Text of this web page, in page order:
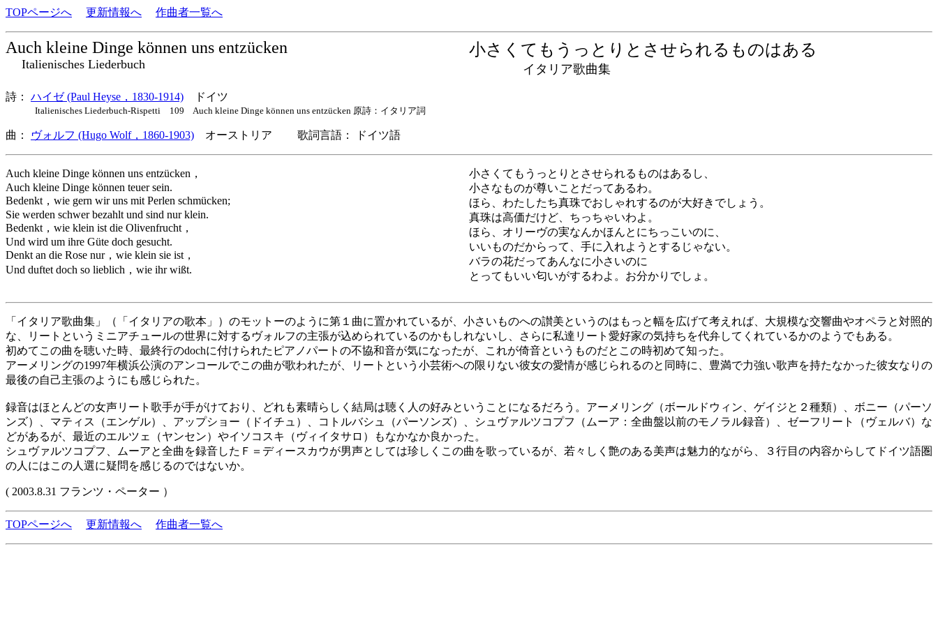
TOPページへ 更新情報へ 作曲者一覧へ
Auch kleine Dinge können uns entzücken
Italienisches Liederbuch
小さくてもうっとりとさせられるものはある
イタリア歌曲集
詩： ハイゼ (Paul Heyse，1830-1914) ドイツ
Italienisches Liederbuch-Rispetti 109 Auch kleine Dinge können uns entzücken 原詩：イタリア詞
曲： ヴォルフ (Hugo Wolf，1860-1903) オーストリア 歌詞言語： ドイツ語
Auch kleine Dinge können uns entzücken，
Auch kleine Dinge können teuer sein.
Bedenkt，wie gern wir uns mit Perlen schmücken;
Sie werden schwer bezahlt und sind nur klein.
Bedenkt，wie klein ist die Olivenfrucht，
Und wird um ihre Güte doch gesucht.
Denkt an die Rose nur，wie klein sie ist，
Und duftet doch so lieblich，wie ihr wißt.
小さくてもうっとりとさせられるものはあるし、
小さなものが尊いことだってあるわ。
ほら、わたしたち真珠でおしゃれするのが大好きでしょう。
真珠は高価だけど、ちっちゃいわよ。
ほら、オリーヴの実なんかほんとにちっこいのに、
いいものだからって、手に入れようとするじゃない。
バラの花だってあんなに小さいのに
とってもいい匂いがするわよ。お分かりでしょ。
「イタリア歌曲集」（「イタリアの歌本」）のモットーのように第１曲に置かれているが、小さいものへの讃美というのはもっと幅を広げて考えれば、大規模な交響曲やオペラと対照的
な、リートというミニアチュールの世界に対するヴォルフの主張が込められているのかもしれないし、さらに私達リート愛好家の気持ちを代弁してくれているかのようでもある。
初めてこの曲を聴いた時、最終行のdochに付けられたピアノパートの不協和音が気になったが、これが倚音というものだとこの時初めて知った。
アーメリングの1997年横浜公演のアンコールでこの曲が歌われたが、リートという小芸術への限りない彼女の愛情が感じられるのと同時に、豊満で力強い歌声を持たなかった彼女なりの
最後の自己主張のようにも感じられた。
録音はほとんどの女声リート歌手が手がけており、どれも素晴らしく結局は聴く人の好みということになるだろう。アーメリング（ボールドウィン、ゲイジと２種類）、ボニー（パーソ
ンズ）、マティス（エンゲル）、アップショー（ドイチュ）、コトルバシュ（パーソンズ）、シュヴァルツコプフ（ムーア：全曲盤以前のモノラル録音）、ゼーフリート（ヴェルバ）な
どがあるが、最近のエルツェ（ヤンセン）やイソコスキ（ヴィイタサロ）もなかなか良かった。
シュヴァルツコプフ、ムーアと全曲を録音したＦ＝ディースカウが男声としては珍しくこの曲を歌っているが、若々しく艶のある美声は魅力的ながら、３行目の内容からしてドイツ語圏
の人にはこの人選に疑問を感じるのではないか。
( 2003.8.31 フランツ・ペーター ）
TOPページへ 更新情報へ 作曲者一覧へ